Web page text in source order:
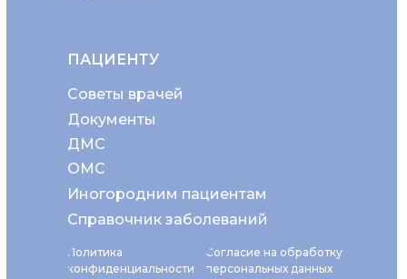
Политика
конфиденциальности
Согласие на обработку
персональных данных
ПАЦИЕНТУ
Советы врачей
ОМС
Документы
ДМС
Иногородним пациентам
Справочник заболеваний